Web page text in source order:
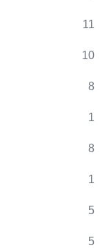
11
10
8
1
8
1
5
5